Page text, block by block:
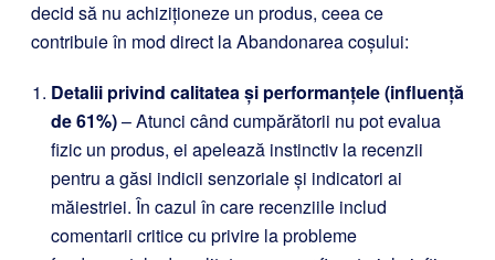
decid să nu achiziționeze un produs, ceea ce
contribuie în mod direct la Abandonarea coșului:
Detalii privind calitatea și performanțele (influență
de 61%)– Atunci când cumpărătorii nu pot evalua
fizic un produs, ei apelează instinctiv la recenzii
pentru a găsi indicii senzoriale și indicatori ai
măiestriei. În cazul în care recenziile includ
comentarii critice cu privire la probleme